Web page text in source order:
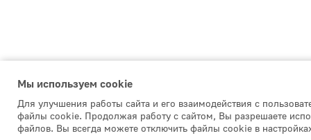
Мы используем сookie
Для улучшения работы сайта и его взаимодействия с
файлы cookie. Продолжая работу с сайтом, Вы разрешаете
файлов. Вы всегда можете отключить файлы cookie в